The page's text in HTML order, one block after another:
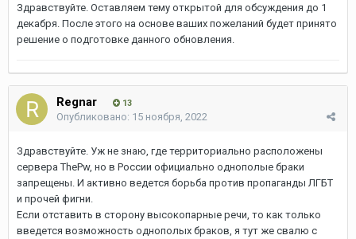
Здравствуйте. Оставляем тему открытой для обсуждения до 1
декабря. После этого на основе ваших пожеланий будет принято
решение о подготовке данного обновления.
Regnar 13
Опубликовано: 15 ноября, 2022
Здравствуйте. Уж не знаю, где территориально расположены
сервера ThePw, но в России официально однополые браки
запрещены. И активно ведется борьба против пропаганды ЛГБТ
и прочей фигни.
Если отставить в сторону высокопарные речи, то как только
введется возможность однополых браков, я тут же свалю с